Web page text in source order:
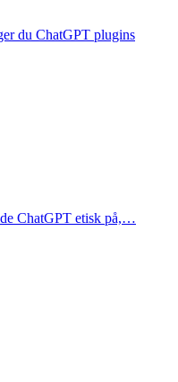
du ChatGPT plugins
ChatGPT etisk på,…